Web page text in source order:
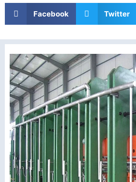
Facebook Twitter